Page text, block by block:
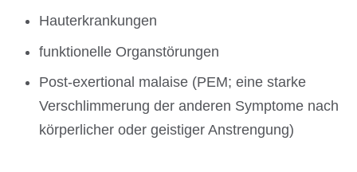
Hauterkrankungen
funktionelle Organstörungen
Post-exertional malaise (PEM; eine starke
Verschlimmerung der anderen Symptome nach
körperlicher oder geistiger Anstrengung)